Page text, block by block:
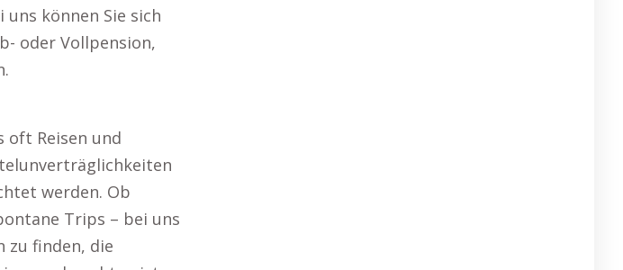
können Sie sich
oder Vollpension,
oft Reisen und
werden. Ob
Trips – bei uns
zu finden, die